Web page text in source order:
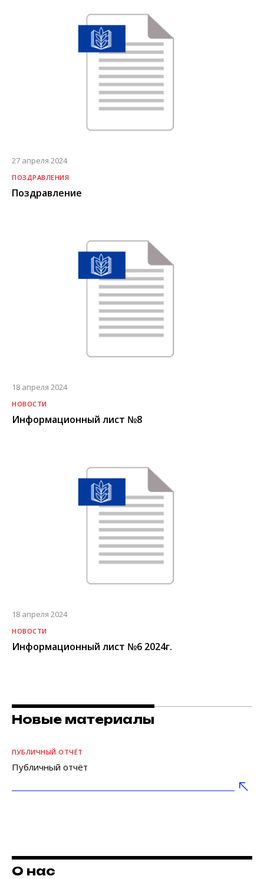
27 апреля 2024
ПОЗДРАВЛЕНИЯ
Поздравление
18 апреля 2024
НОВОСТИ
Информационный лист №8
18 апреля 2024
НОВОСТИ
Информационный лист №6 2024г.
Новые материалы
ПУБЛИЧНЫЙ ОТЧЁТ
Публичный отчёт
О нас